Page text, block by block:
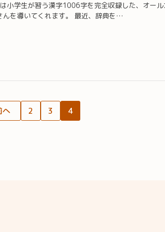
小学生が習う漢字1006字を完全収録した、オー
んを導いてくれます。 最近、辞典を…
へ 2 3 4